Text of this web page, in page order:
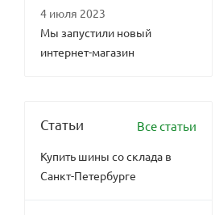
4 июля 2023
Мы запустили новый
интернет-магазин
Статьи Все статьи
Купить шины со склада в
Санкт-Петербурге